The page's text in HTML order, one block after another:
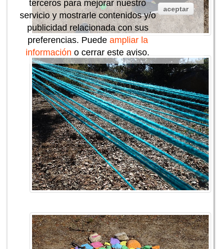
terceros para mejorar nuestro
servicio y mostrarle contenidos y/o
publicidad relacionada con sus
preferencias. Puede ampliar la
información o cerrar este aviso.
aceptar